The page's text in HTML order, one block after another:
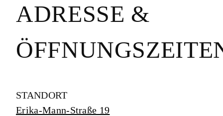
ADRESSE &
STANDORT
Erika-Mann-Straße 19